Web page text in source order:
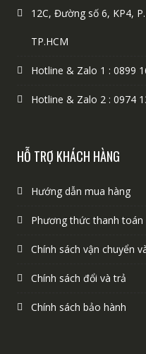
12C, Đường số 6, KP4,
TP.HCM
Hotline & Zalo 1 : 0899
Hotline & Zalo 2 : 0974
HỖ TRỢ KHÁCH HÀNG
Hướng dẫn mua hàng
Phương thức thanh toán
Chính sách vận chuyển
Chính sách đổi và trả
Chính sách bảo hành